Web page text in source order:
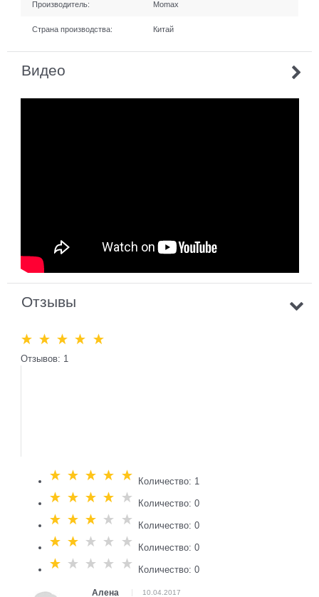
Производитель: Momax
Страна производства: Китай
Видео
Отзывы
Отзывов: 1
Количество: 1
Количество: 0
Количество: 0
Количество: 0
Количество: 0
Алена 10.04.2017